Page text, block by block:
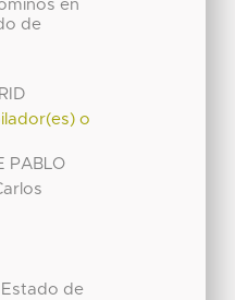
en
de
o
PABLO
de